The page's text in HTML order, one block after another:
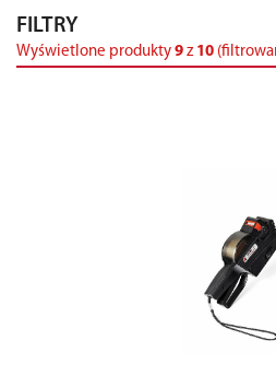
FILTRY
Wyświetlone produkty 9 z 10